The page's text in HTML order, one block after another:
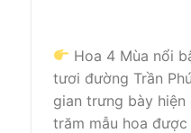
Hoa 4 Mùa nổi
tươi đường Trần
gian trưng bày hiện
trăm mẫu hoa